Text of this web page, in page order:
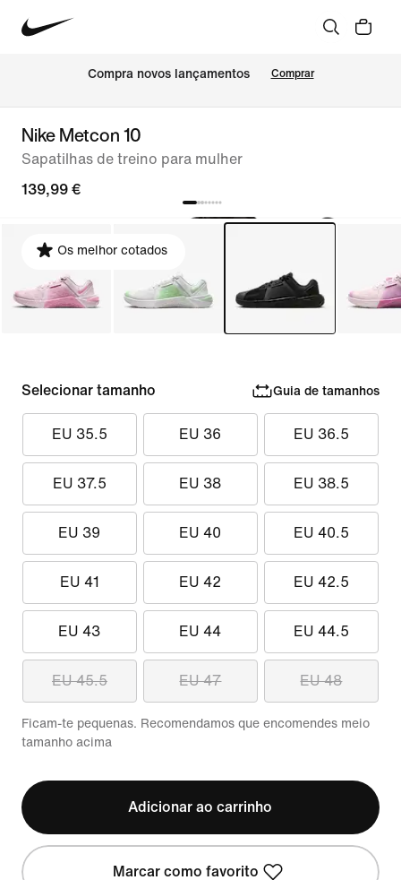
Compra novos lançamentos Comprar
Nike Metcon 10
Sapatilhas de treino para mulher
139,99 €
Os melhor cotados
Selecionar tamanho Guia de tamanhos
EU 35.5 EU 36 EU 36.5
EU 37.5 EU 38 EU 38.5
EU 39 EU 40 EU 40.5
EU 41 EU 42 EU 42.5
EU 43 EU 44 EU 44.5
EU 45.5 EU 47 EU 48
Ficam-te pequenas. Recomendamos que encomendes meio
tamanho acima
Adicionar ao carrinho
Marcar como favorito